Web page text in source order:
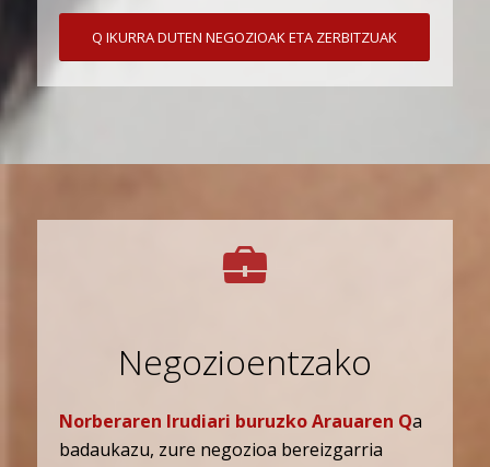
Q IKURRA DUTEN NEGOZIOAK ETA ZERBITZUAK
Negozioentzako
Norberaren Irudiari buruzko Arauaren Qa
badaukazu, zure negozioa bereizgarria